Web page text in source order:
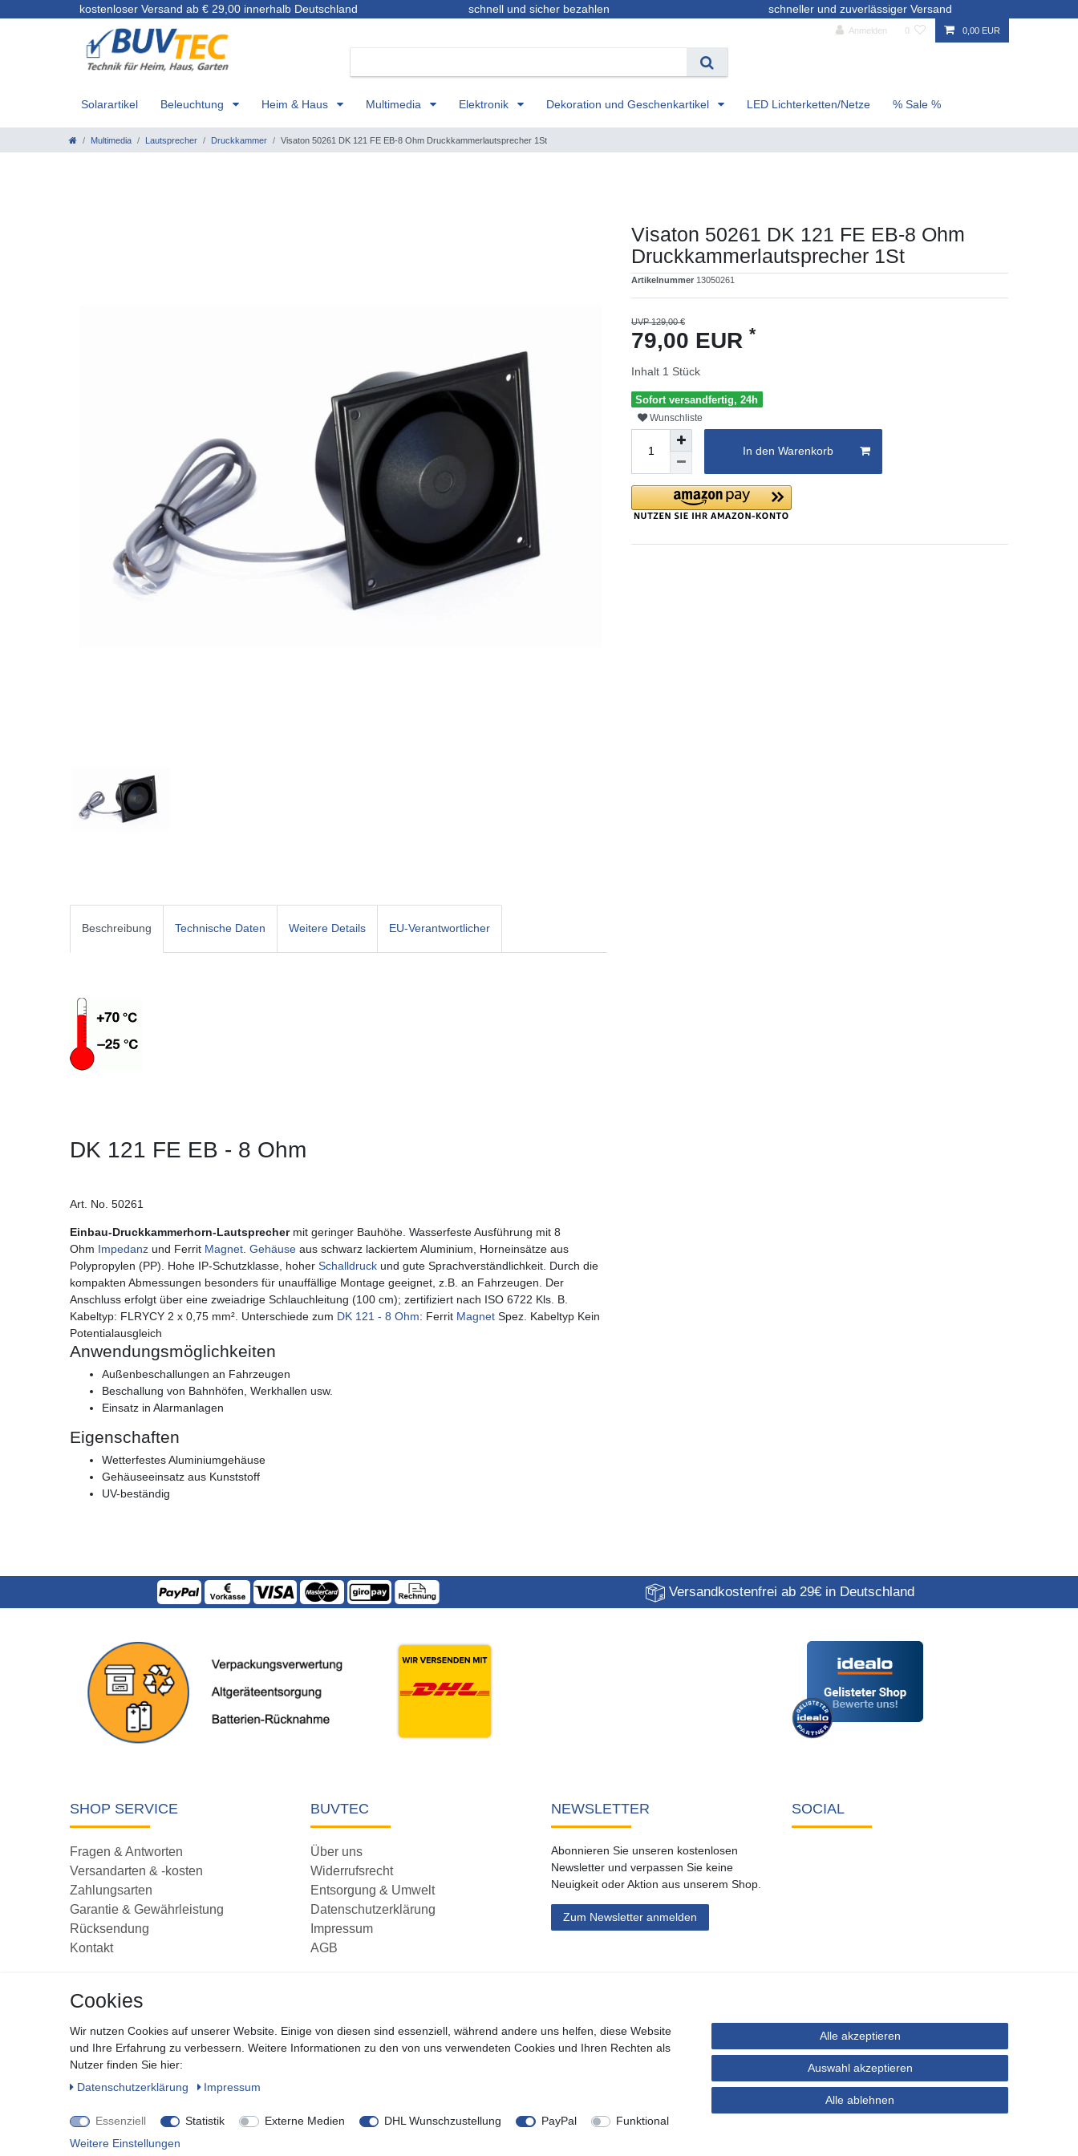
kostenloser Versand ab € 29,00 innerhalb Deutschland schnell und sicher bezahlen schneller und zuverlässiger Versand
Anmelden 0 0,00 EUR
Solarartikel Beleuchtung Heim & Haus Multimedia Elektronik Dekoration und Geschenkartikel LED Lichterketten/Netze % Sale %
Multimedia Lautsprecher Druckkammer Visaton 50261 DK 121 FE EB-8 Ohm Druckkammerlautsprecher 1St
Visaton 50261 DK 121 FE EB-8 Ohm
Druckkammerlautsprecher 1St
Artikelnummer 13050261
UVP 129,00 €
79,00 EUR *
Inhalt 1 Stück
Sofort versandfertig, 24h
Wunschliste
In den Warenkorb
Beschreibung Technische Daten Weitere Details EU-Verantwortlicher
DK 121 FE EB - 8 Ohm
Art. No. 50261
Einbau-Druckkammerhorn-Lautsprechermit geringer Bauhöhe. Wasserfeste Ausführung mit 8
Ohm Impedanz und Ferrit Magnet Gehäuse aus schwarz lackiertem Aluminium, Horneinsätze aus
Polypropylen (PP). Hohe IP-Schutzklasse, hoher Schalldruck und gute Sprachverständlichkeit. Durch die
kompakten Abmessungen besonders für unauffällige Montage geeignet, z.B. an Fahrzeugen. Der
Anschluss erfolgt über eine zweiadrige Schlauchleitung (100 cm); zertifiziert nach ISO 6722 Kls. B.
Kabeltyp: FLRYCY 2 x 0,75 mm². Unterschiede zum DK 121 - 8 Ohm: Ferrit Magnet Spez. Kabeltyp Kein
Potentialausgleich
Anwendungsmöglichkeiten
Außenbeschallungen an Fahrzeugen
Beschallung von Bahnhöfen, Werkhallen usw.
Einsatz in Alarmanlagen
Eigenschaften
Wetterfestes Aluminiumgehäuse
Gehäuseeinsatz aus Kunststoff
UV-beständig
Versandkostenfrei ab 29€ in Deutschland
SHOP SERVICE
Fragen & Antworten
Versandarten & -kosten
Zahlungsarten
Garantie & Gewährleistung
Rücksendung
Kontakt
BUVTEC
Über uns
Widerrufsrecht
Entsorgung & Umwelt
Datenschutzerklärung
Impressum
AGB
NEWSLETTER
Abonnieren Sie unseren kostenlosen
Newsletter und verpassen Sie keine
Neuigkeit oder Aktion aus unserem Shop.
Zum Newsletter anmelden
SOCIAL
* inkl. MwSt. zzgl. Versandkosten
© Copyright 2019 Buvtec - Technik für Heim, Haus & Garten. Alle Rechte vorbehalten.
Cookies
Wir nutzen Cookies auf unserer Website. Einige von diesen sind essenziell, während andere uns helfen, diese Website
und Ihre Erfahrung zu verbessern. Weitere Informationen zu den von uns verwendeten Cookies und Ihren Rechten als
Nutzer finden Sie hier:
Daten­schutz­erklärung
Impressum
Essenziell Statistik Externe Medien DHL Wunschzustellung PayPal
Funktional
Weitere Einstellungen
Alle akzeptieren
Auswahl akzeptieren
Alle ablehnen